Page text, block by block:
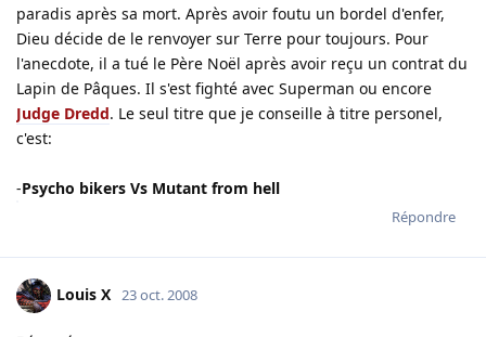
paradis après sa mort. Après avoir foutu un bordel d'enfer,
Dieu décide de le renvoyer sur Terre pour toujours. Pour
l'anecdote, il a tué le Père Noël après avoir reçu un contrat du
Lapin de Pâques. Il s'est fighté avec Superman ou encore
Judge Dredd. Le seul titre que je conseille à titre personel,
c'est:
-Psycho bikers Vs Mutant from hell
Répondre
Louis X 23 oct. 2008